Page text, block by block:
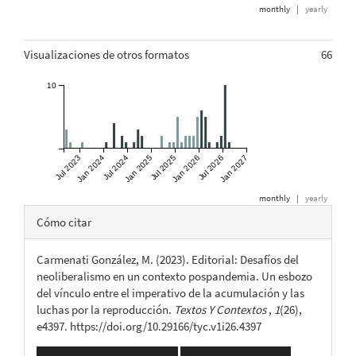
monthly | yearly
Visualizaciones de otros formatos 66
Jul 2023Jan 2024Jul 2024Jan 2025Jul 2025Jan 2026Jul 2026Jan 2027
10
monthly | yearly
Detalles
del
artículo
Cómo citar
Carmenati González, M. (2023). Editorial: Desafíos del
neoliberalismo en un contexto pospandemia. Un esbozo
del vínculo entre el imperativo de la acumulación y las
luchas por la reproducción. Textos Y Contextos, 1(26),
e4397. https://doi.org/10.29166/tyc.v1i26.4397